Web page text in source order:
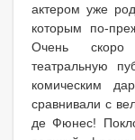
актером уже
которым по-
Очень скоро
театральную
комическим
сравнивали с
де Фюнес!